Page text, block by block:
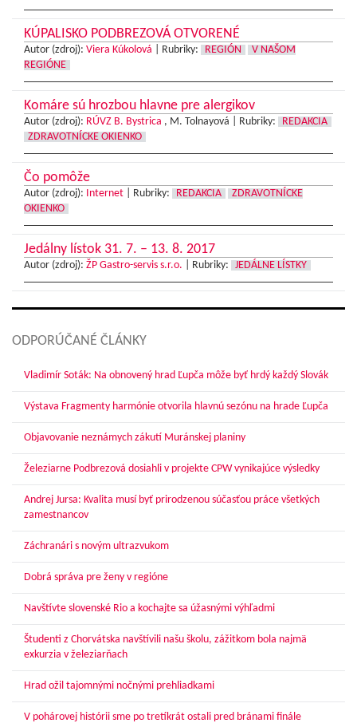
KÚPALISKO PODBREZOVÁ OTVORENÉ
Autor (zdroj): Viera Kúkolová Rubriky: REGIÓN
V NAŠOM
REGIÓNE
Komáre sú hrozbou hlavne pre alergikov
Autor (zdroj): RÚVZ B. Bystrica , M. Tolnayová | Rubriky:
REDAKCIA
ZDRAVOTNÍCKE OKIENKO
Čo pomôže
Autor (zdroj): Internet Rubriky: REDAKCIA
ZDRAVOTNÍCKE
OKIENKO
Jedálny lístok 31. 7. – 13. 8. 2017
Autor (zdroj): ŽP Gastro-servis s.r.o. Rubriky: JEDÁLNE LÍSTKY
ODPORÚČANÉ ČLÁNKY
Vladimír Soták: Na obnovený hrad Ľupča môže byť hrdý každý Slovák
Výstava Fragmenty harmónie otvorila hlavnú sezónu na hrade Ľupča
Objavovanie neznámych zákutí Muránskej planiny
Železiarne Podbrezová dosiahli v projekte CPW vynikajúce výsledky
Andrej Jursa: Kvalita musí byť prirodzenou súčasťou práce všetkých
zamestnancov
Záchranári s novým ultrazvukom
Dobrá správa pre ženy v regióne
Navštívte slovenské Rio a kochajte sa úžasnými výhľadmi
Študenti z Chorvátska navštívili našu školu, zážitkom bola najmä
exkurzia v železiarňach
Hrad ožil tajomnými nočnými prehliadkami
V pohárovej histórii sme po tretíkrát ostali pred bránami finále